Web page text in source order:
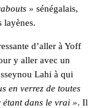
» sénégalais,
layènes.
d’aller à Yoff
y aller avec un
Lahi à qui
en verrez de toutes
étant dans le vrai ». Il